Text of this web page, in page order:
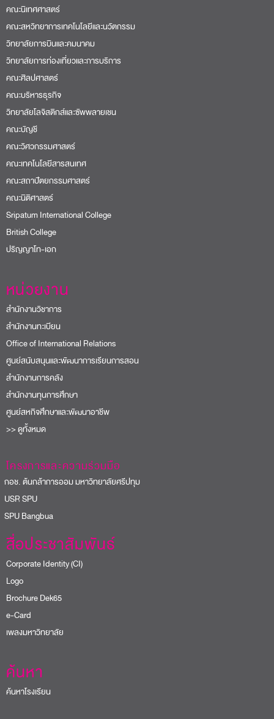
คณะนิเทศศาสตร์
คณะสหวิทยาการเทคโนโลยีและนวัตกรรม
วิทยาลัยการบินและคมนาคม
วิทยาลัยการท่องเที่ยวและการบริการ
คณะศิลปศาสตร์
คณะบริหารธุรกิจ
วิทยาลัยโลจิสติกส์และซัพพลายเชน
คณะบัญชี
คณะวิศวกรรมศาสตร์
คณะเทคโนโลยีสารสนเทศ
คณะสถาปัตยกรรมศาสตร์
คณะนิติศาสตร์
Sripatum International College
British College
ปริญญาโท-เอก
หน่วยงาน
สำนักงานวิชาการ
สำนักงานทะเบียน
Office of International Relations
ศูนย์สนับสนุนและพัฒนาการเรียนการสอน
สำนักงานการคลัง
สำนักงานทุนการศึกษา
ศูนย์สหกิจศึกษาและพัฒนาอาชีพ
>> ดูทั้งหมด
โครงการและความร่วมมือ
ช. ต้นกล้าการออม มหาวิทยาลัยศรีปทุม
SPU
Bangbua
สื่อประชาสัมพันธ์
Corporate Identity (CI)
Logo
Brochure Dek65
e-Card
เพลงมหาวิทยาลัย
ค้นหา
ค้นหาโรงเรียน